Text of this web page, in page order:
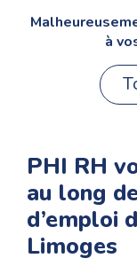
à
PHI RH
au long
d’emploi
Limoges